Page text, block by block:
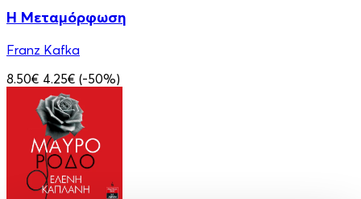
Η Μεταμόρφωση
Franz Kafka
8.50€ 4.25€ (-50%)